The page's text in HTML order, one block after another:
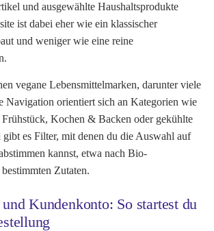
und ausgewählte Haushaltsprodukte
ist dabei eher wie ein klassischer
und weniger wie eine reine
vegane Lebensmittelmarken, darunter viele
Navigation orientiert sich an Kategorien wie
Frühstück, Kochen & Backen oder gekühlte
es Filter, mit denen du die Auswahl auf
kannst, etwa nach Bio-
Zutaten.
Kundenkonto: So startest du